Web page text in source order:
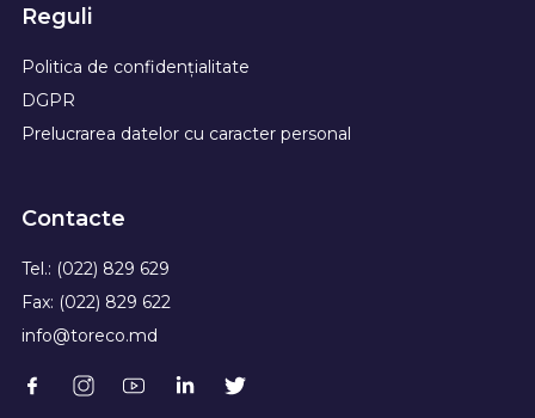
Reguli
Politica de confidențialitate
DGPR
Prelucrarea datelor cu caracter personal
Contacte
Tel.: (022) 829 629
Fax: (022) 829 622
info@toreco.md